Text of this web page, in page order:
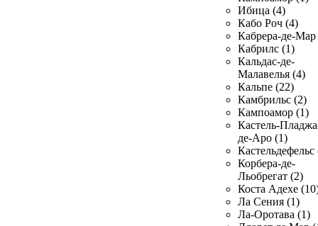
Ибица (4)
Кабо Роч (4)
Кабрера-де-Мар
Кабрилс (1)
Кальдас-де-
Малавелья (4)
Кальпе (22)
Камбрильс (2)
Кампоамор (1)
Кастель-
де-Аро (1)
Кастельдефельс
Корбера-де-
Льобрегат (2)
Коста Адехе
Ла Сения (1)
Ла-Оротава (1)